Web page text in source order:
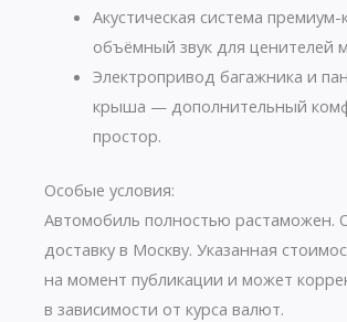
Акустическая система
объёмный звук для ценителей
Электропривод багажника и
крыша — дополнительный
простор.
Особые условия:
Автомобиль полностью растаможен.
доставку в Москву. Указанная
на момент публикации и может
в зависимости от курса валют.